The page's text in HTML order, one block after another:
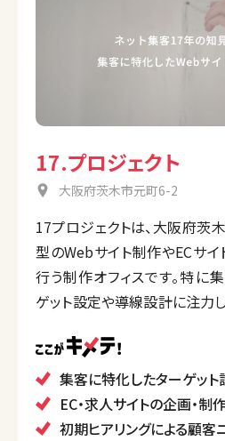
17.プロジェクト
大阪府茨木市元町6-2
17プロジェクトは、大阪府茨
型のWebサイト制作やECサイ
行う制作オフィスです。特に
ゲット設定や導線設計に注力
長年のWebマーケティング経験
ら運用サポートまでを包括的
サービスも整備。小規模ビジ
まで、幅広い企業に対応可能で
集客に特化したターゲッ
EC・求人サイトの企画・
初期ヒアリングによる顧